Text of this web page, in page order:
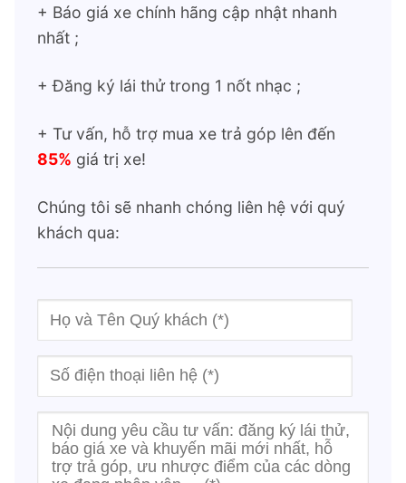
+ Báo giá xe chính hãng cập nhật nhanh
nhất ;
+ Đăng ký lái thử trong 1 nốt nhạc ;
+ Tư vấn, hỗ trợ mua xe trả góp lên đến
85% giá trị xe!
Chúng tôi sẽ nhanh chóng liên hệ với quý
khách qua: